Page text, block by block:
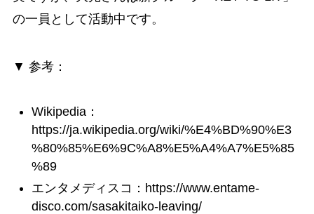
の一員として活動中です。
▼ 参考：
Wikipedia：
https://ja.wikipedia.org/wiki/%E4%BD%90%E3
%80%85%E6%9C%A8%E5%A4%A7%E5%85
%89
エンタメディスコ：https://www.entame-
disco.com/sasakitaiko-leaving/